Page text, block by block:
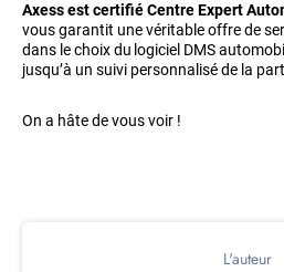
L'auteur
Axess est certifié Centre Expert
vous garantit une véritable offre de
dans le choix du logiciel DMS
jusqu’à un suivi personnalisé de la
On a hâte de vous voir !